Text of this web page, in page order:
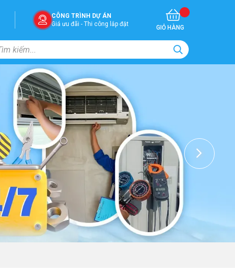
CÔNG TRÌNH DỰ ÁN
Giá ưu đãi - Thi công lắp đặt
GIỎ HÀNG